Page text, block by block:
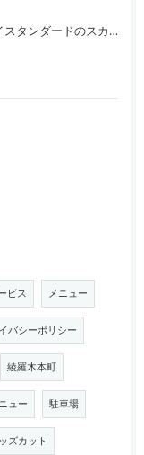
頭皮にオススメな、イイスタンダードのスカルプ系シャンプー＆トリートメントです！
ビス メニュー
バシーポリシー
綾羅木本町
ュー 駐車場
ズカット